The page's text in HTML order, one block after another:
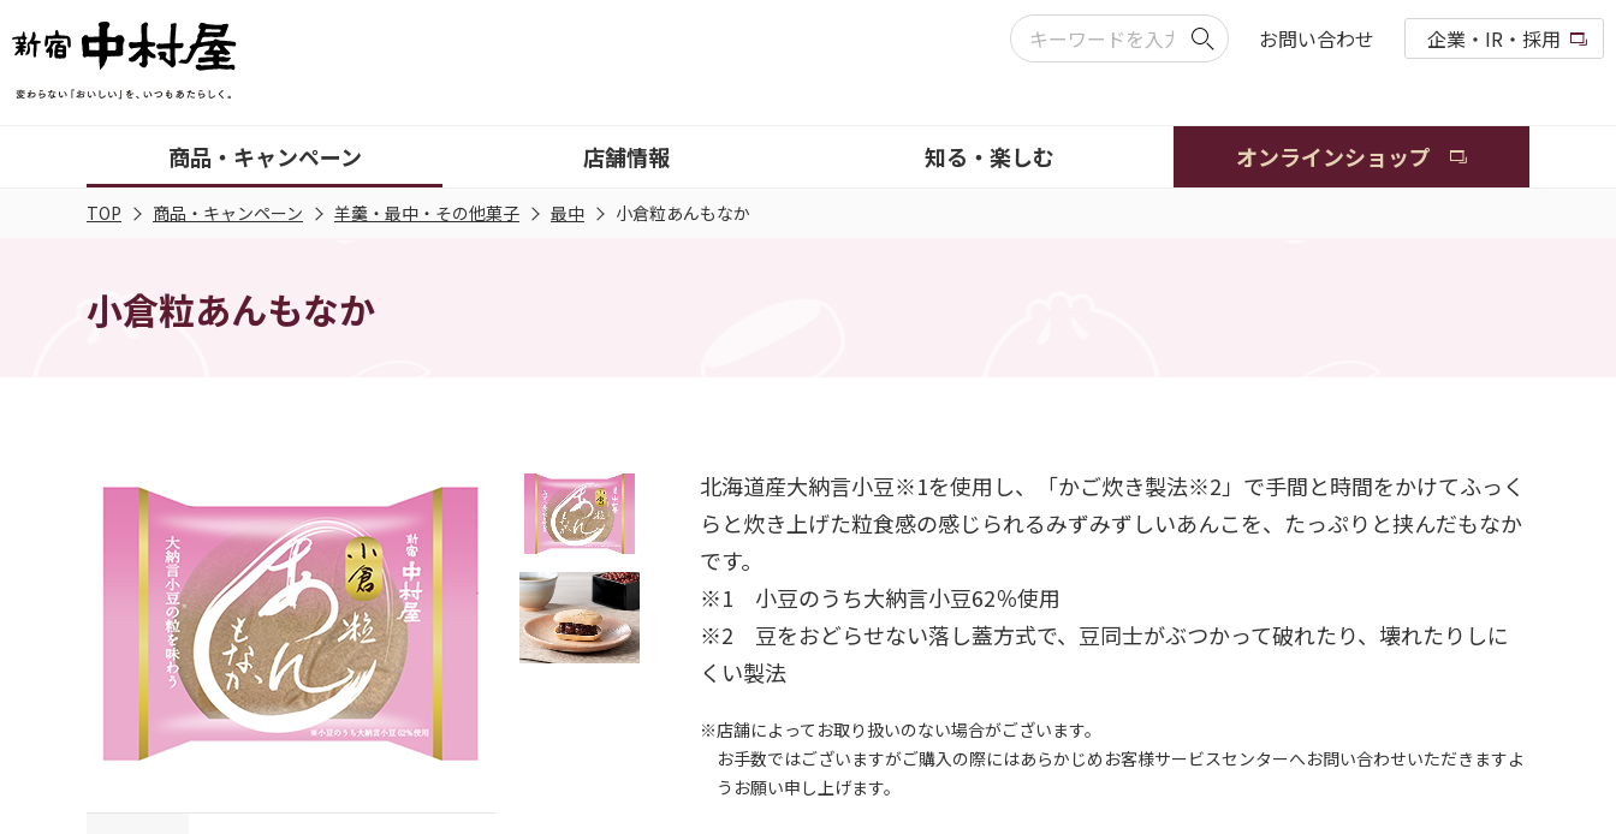
お問い合わせ 企業・IR・採用
商品・キャンペーン 店舗情報 知る・楽しむ オンラインショップ
TOP 商品・キャンペーン 羊羹・最中・その他菓子 最中 小倉粒あんもなか
小倉粒あんもなか
北海道産大納言小豆※1を使用し、「かご炊き製法※2」で手間と時間をかけてふっく
らと炊き上げた粒食感の感じられるみずみずしいあんこを、たっぷりと挟んだもなか
です。
※1 小豆のうち大納言小豆62％使用
※2 豆をおどらせない落し蓋方式で、豆同士がぶつかって破れたり、壊れたりしに
くい製法
※店舗によってお取り扱いのない場合がございます。
お手数ではございますがご購入の際にはあらかじめお客様サービスセンターへお問い合わせいただきますよ
うお願い申し上げます。